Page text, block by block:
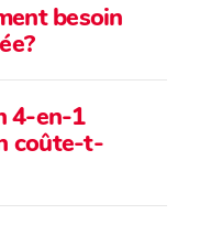
mou
besoin
4-en-1
coûte-t-